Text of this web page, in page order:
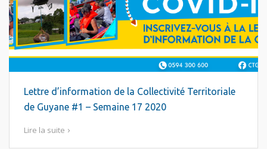
Lettre d’information de la Collectivité Territoriale
de Guyane #1 – Semaine 17 2020
Lire la suite